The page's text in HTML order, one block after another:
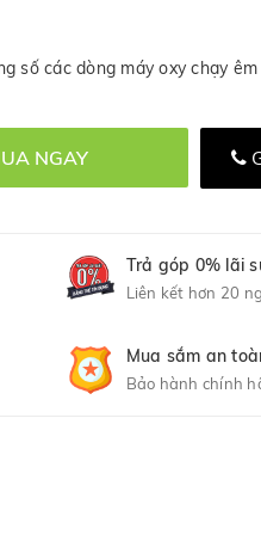
số các dòng máy oxy chạy
NGAY
Trả góp 0% lãi
Liên kết hơn 20
Mua sắm an
Bảo hành chính